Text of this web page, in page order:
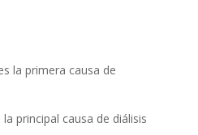
la primera causa de
principal causa de diálisis